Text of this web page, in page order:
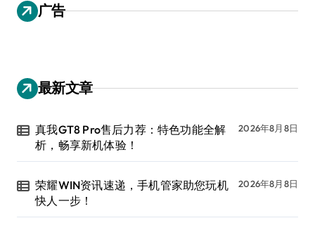
广告
最新文章
真我GT8 Pro售后力荐：特色功能全解
析，畅享新机体验！
2026年8月8日
荣耀WIN资讯速递，手机管家助您玩机
快人一步！
2026年8月8日